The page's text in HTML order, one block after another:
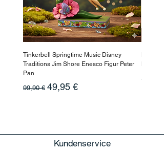
Tinkerbell Springtime Music Disney
Traditions Jim Shore Enesco Figur Peter
Pan
Standardpreis
99,90 € Sale-Preis
49,95 €
10,90 €
Kundenservice